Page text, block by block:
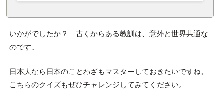
いかがでしたか？ 古くからある教訓は、意外と世界共通な
のです。
日本人なら日本のことわざもマスターしておきたいですね。
こちらのクイズもぜひチャレンジしてみてください。